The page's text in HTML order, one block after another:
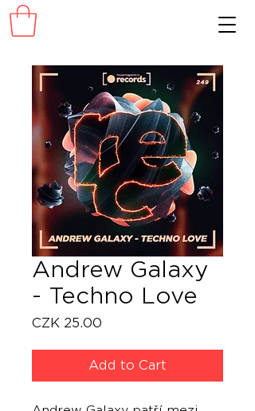
Andrew Galaxy
- Techno Love
CZK 25.00
Add to Cart